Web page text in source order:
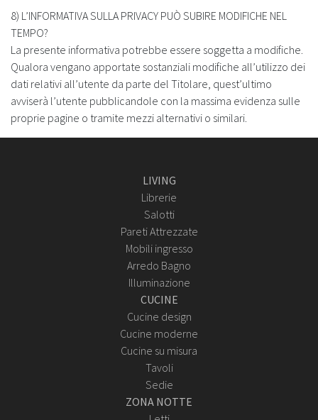
8) L’INFORMATIVA SULLA PRIVACY PUÒ SUBIRE MODIFICHE NEL
TEMPO?
La presente informativa potrebbe essere soggetta a modifiche.
Qualora vengano apportate sostanziali modifiche all’utilizzo dei
dati relativi all’utente da parte del Titolare, quest’ultimo
avviserà l’utente pubblicandole con la massima evidenza sulle
proprie pagine o tramite mezzi alternativi o similari.
LIVING
Librerie
Salotti
Pareti Attrezzate
Mobili ingresso
Arredo Bagno
Illuminazione
CUCINE
Cucine design
Cucine moderne
Cucine su misura
Tavoli
Sedie
ZONA NOTTE